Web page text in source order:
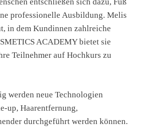
professionelle Ausbildung. Melis
in dem Kundinnen zahlreiche
ACADEMY bietet sie
Teilnehmer auf Hochkurs zu
werden neue Technologien
up, Haarentfernung,
durchgeführt werden können.